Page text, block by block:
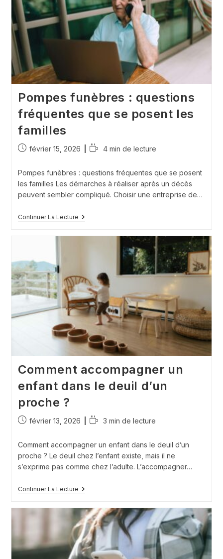
Notaire
?
Pompes funèbres : questions
fréquentes que se posent les
familles
Publication
février 15, 2026
Temps
lecture :
4 min de lecture
Pompes funèbres : questions fréquentes que se posent
les familles Les démarches à réaliser après un décès
peuvent sembler compliqué. Choisir une entreprise de…
Continuer La LecturePompes
Funèbres
Posent
Les
Familles
Comment accompagner un
enfant dans le deuil d’un
proche ?
Publication
février 13, 2026
Temps3 min de lecture
Comment accompagner un enfant dans le deuil d’un
proche ? Le deuil chez l’enfant existe, mais il ne
s’exprime pas comme chez l’adulte. L’accompagner…
Continuer La LectureComment
Accompagner
Enfant
Dans
Le
Deuil
D’un
Proche